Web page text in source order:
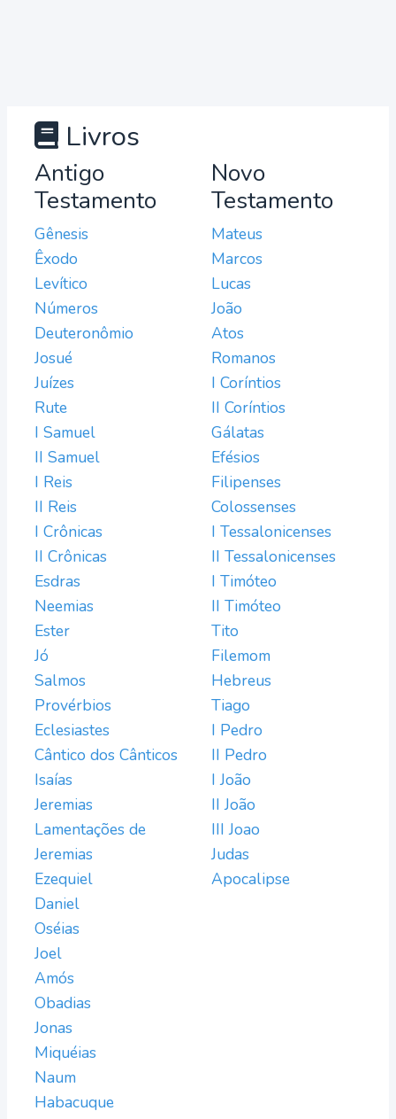
Livros
Antigo
Testamento
Gênesis
Êxodo
Levítico
Números
Deuteronômio
Josué
Juízes
Rute
I Samuel
II Samuel
I Reis
II Reis
I Crônicas
II Crônicas
Esdras
Neemias
Ester
Jó
Salmos
Provérbios
Eclesiastes
Cântico dos Cânticos
Isaías
Jeremias
Lamentações de
Jeremias
Ezequiel
Daniel
Oséias
Joel
Amós
Obadias
Jonas
Miquéias
Naum
Habacuque
Novo
Testamento
Mateus
Marcos
Lucas
João
Atos
Romanos
I Coríntios
II Coríntios
Gálatas
Efésios
Filipenses
Colossenses
I Tessalonicenses
II Tessalonicenses
I Timóteo
II Timóteo
Tito
Filemom
Hebreus
Tiago
I Pedro
II Pedro
I João
II João
III Joao
Judas
Apocalipse